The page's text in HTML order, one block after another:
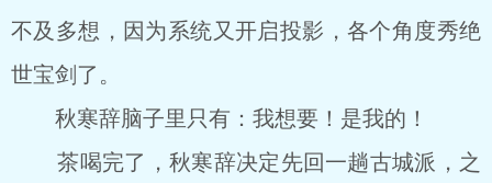
不及多想，因为系统又开启投影，各个角度秀绝
世宝剑了。
秋寒辞脑子里只有：我想要！是我的！
茶喝完了，秋寒辞决定先回一趟古城派，之